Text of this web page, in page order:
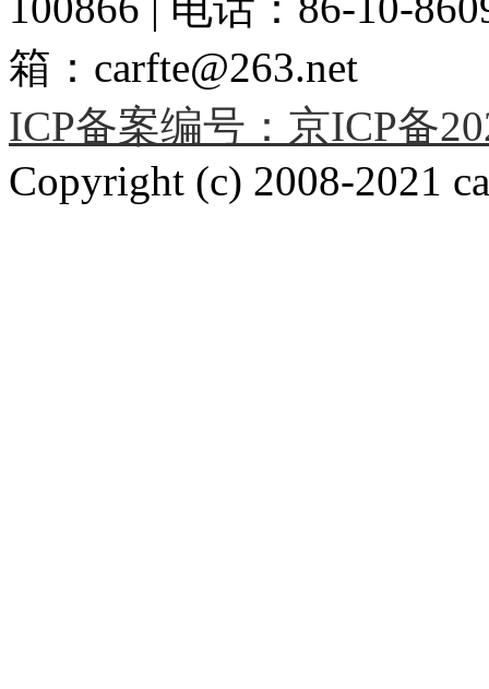
箱：carfte@263.net
ICP备案编号：京ICP备
Copyright (c) 2008-2021